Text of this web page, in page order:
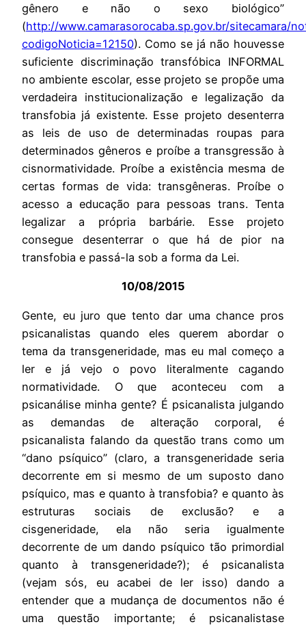
gênero e não o sexo biológico”
(http://www.camarasorocaba.sp.gov.br/sitecamara/
codigoNoticia=12150). Como se já não houvesse
suficiente discriminação transfóbica INFORMAL
no ambiente escolar, esse projeto se propõe uma
verdadeira institucionalização e legalização da
transfobia já existente. Esse projeto desenterra
as leis de uso de determinadas roupas para
determinados gêneros e proíbe a transgressão à
cisnormatividade. Proíbe a existência mesma de
certas formas de vida: transgêneras. Proíbe o
acesso a educação para pessoas trans. Tenta
legalizar a própria barbárie. Esse projeto
consegue desenterrar o que há de pior na
transfobia e passá-la sob a forma da Lei.
10/08/2015
Gente, eu juro que tento dar uma chance pros
psicanalistas quando eles querem abordar o
tema da transgeneridade, mas eu mal começo a
ler e já vejo o povo literalmente cagando
normatividade. O que aconteceu com a
psicanálise minha gente? É psicanalista julgando
as demandas de alteração corporal, é
psicanalista falando da questão trans como um
“dano psíquico” (claro, a transgeneridade seria
decorrente em si mesmo de um suposto dano
psíquico, mas e quanto à transfobia? e quanto às
estruturas sociais de exclusão? e a
cisgeneridade, ela não seria igualmente
decorrente de um dando psíquico tão primordial
quanto à transgeneridade?); é psicanalista
(vejam sós, eu acabei de ler isso) dando a
entender que a mudança de documentos não é
uma questão importante; é psicanalistase